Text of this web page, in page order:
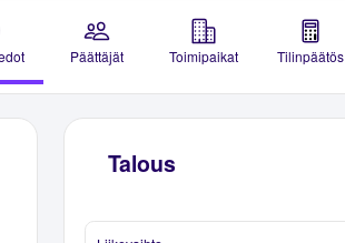
Päättäjät Toimipaikat Tilinpäätös
Talous